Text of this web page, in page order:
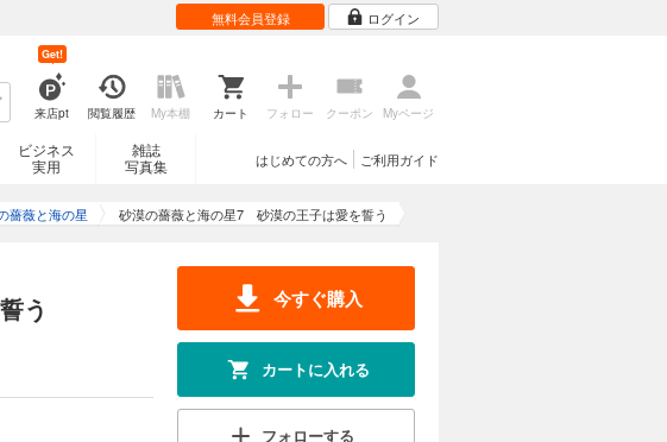
無料会員登録 ログイン
来店pt
Get!
閲覧履歴 My本棚 カート フォロー クーポン Myページ
ビジネス
実用
雑誌
写真集
ご利用ガイド
はじめての方へ
薔薇と海の星 砂漠の薔薇と海の星7 砂漠の王子は愛を誓う
う 今すぐ購入
カートに入れる
フォローする